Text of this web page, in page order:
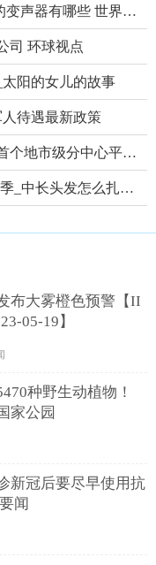
器有哪些 世界热门
司 环球视点
太阳的女儿的故事
待遇最新政策
级分中心平台落地淄博
长头发怎么扎好看
布大雾橙色预警【II
05-19】
种野生动植物！
家公园
新冠后要尽早使用抗
闻